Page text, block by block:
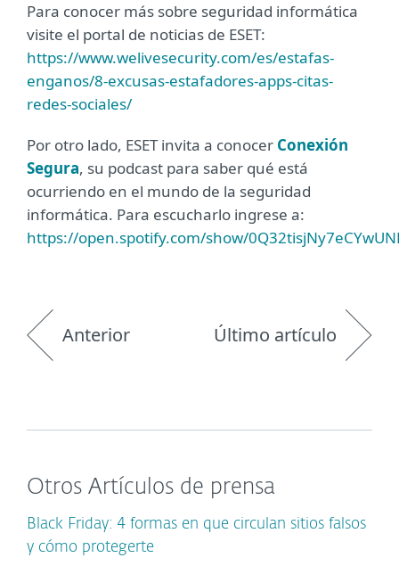
Para conocer más sobre seguridad informática
visite el portal de noticias de ESET:
https://www.welivesecurity.com/es/estafas-
enganos/8-excusas-estafadores-apps-citas-
redes-sociales/
Por otro lado, ESET invita a conocer Conexión
Segura, su podcast para saber qué está
ocurriendo en el mundo de la seguridad
informática. Para escucharlo ingrese a:
https://open.spotify.com/show/
Anterior Último artículo
Otros Artículos de prensa
Black Friday: 4 formas en que circulan sitios falsos
y cómo protegerte